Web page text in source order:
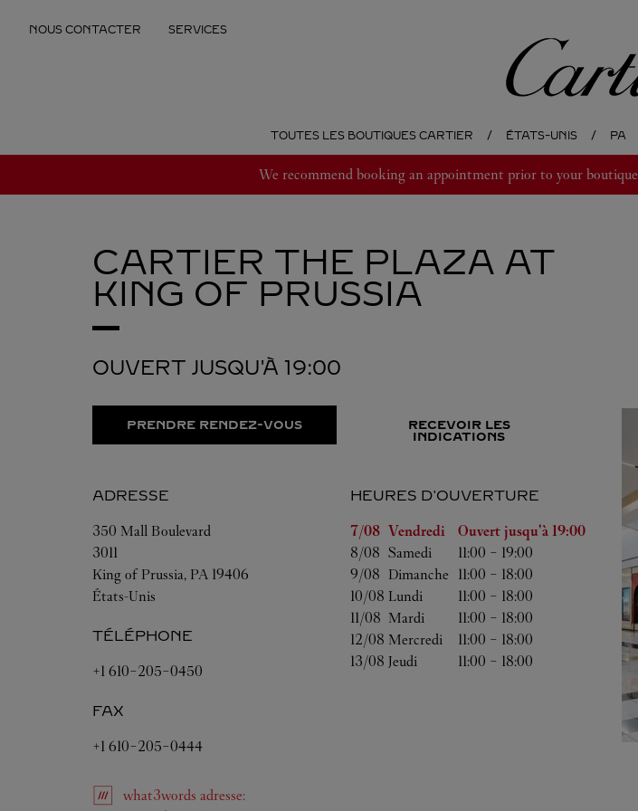
NOUS CONTACTER SERVICES
Cartier
TOUTES LES BOUTIQUES CARTIER ÉTATS-UNIS PA
We recommend booking an appointment prior to your
CARTIER THE PLAZA AT
KING OF PRUSSIA
OUVERT JUSQU'À 19:00
PRENDRE RENDEZ-VOUS
RECEVOIR LES
INDICATIONS
ADRESSE
350 Mall Boulevard
3011
King of Prussia, PA 19406
États-Unis
TÉLÉPHONE
+1 610-205-0450
FAX
+1 610-205-0444
HEURES D'OUVERTURE
Jour de la semaine Heures d'ouverture
7/08 Vendredi Ouvert jusqu'à 19:00
8/08 Samedi 11:00 - 19:00
9/08 Dimanche 11:00 - 18:00
10/08 Lundi 11:00 - 18:00
11/08 Mardi 11:00 - 18:00
12/08 Mercredi 11:00 - 18:00
13/08 Jeudi 11:00 - 18:00
what3words adresse: